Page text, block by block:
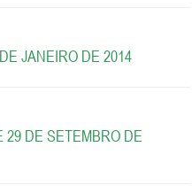
JANEIRO DE 2014
29 DE SETEMBRO DE